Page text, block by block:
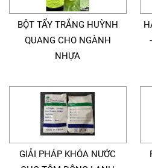
BỘT TẨY TRẮNG HUỲNH
QUANG CHO NGÀNH
NHỰA
GIẢI PHÁP KHÓA NƯỚC